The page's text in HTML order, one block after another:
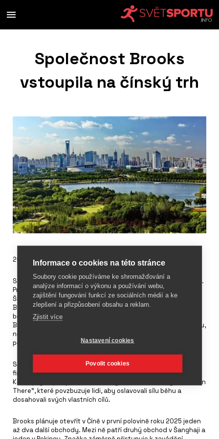
Společnost Brooks
vstoupila na čínský trh
20. listopadu
SpolečnostBrooksoficiálně otevřela svůj první obchod v Číně.
Prodejna se nachází v nákupním centru Kerry Center v
Šanghaji a měří více než 499 metrů čtverečních. Společnost
Brooks chce, aby se obchod stal běžeckým centrem s
běžeckým klubem, který bude po práci běhat. Pro společnost
Brooks je výhodné, že se obchod nachází vedle Century Parku,
největšího parku v Šanghaji, který se může pochlubit
pětikilometrovou běžeckou trasou.
Společnost Brooks pověřila šanghajskou architektonickou
firmu L.L. Lab, aby vytvořila pocit běžce hledícího k horizontu.
Koncepty doplňují nové marketingové motto značky „Let's Run
There“, které povzbuzuje lidi, aby oslavovali sílu běhu a
dosahovali svých vlastních cílů.
Brooks plánuje otevřít v Číně v první polovině roku 2025 jeden
až dva další obchody. Mezi ně patří druhý obchod v Šanghaji a
Informace o cookies na této stránce
Soubory cookie používáme ke shromažďování a
analýze informací o výkonu a používání webu,
zajištění fungování funkcí ze sociálních médií a ke
zlepšení a přizpůsobení obsahu a reklam.
Zjistit více
Nastavení cookies
Povolit cookies